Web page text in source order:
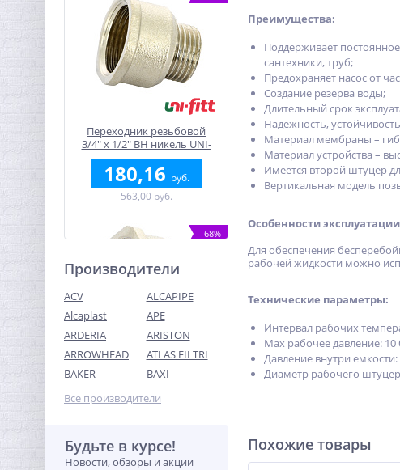
Переходник резьбовой
3/4" x 1/2" ВН никель UNI-
FITT
180,16 руб.
563,00 руб.
-68%
Переходник резьбовой 1"
x 1/2" ВН никель UNI-FITT
232,32
Производители
ACV
ALCAPIPE
Alcaplast
APE
ARDERIA
ARISTON
ARROWHEAD
ATLAS FILTRI
BAKER
BAXI
Все производители
Будьте в курсе!
Новости, обзоры и акции
Преимущества:
Поддерживает
сантехники, труб;
Предохраняет насос от
Создание резерва воды;
Длительный срок
Надежность,
Материал мембраны –
Материал устройства –
Имеется второй штуцер
Вертикальная модель
Особенности эксплуатации
Для обеспечения
рабочей жидкости можно
Технические параметры:
Интервал рабочих
Max рабочее давление: 10
Давление внутри емкости:
Диаметр рабочего
Похожие товары